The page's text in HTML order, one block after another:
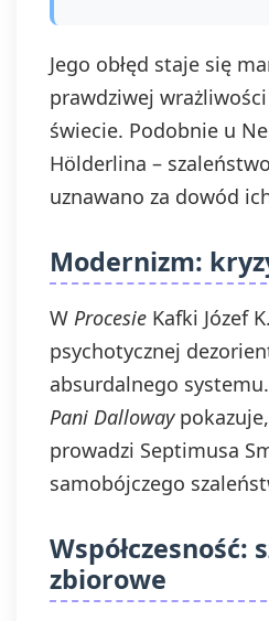
Jego obłęd staje się
prawdziwej
świecie. Podobnie u
Hölderlina –
uznawano za dowód
Modernizm:
W Procesie Kafki Józef
psychotycznej
absurdalnego
Pani Dalloway
prowadzi Septimusa
samobójczego
Współczesność:
zbiorowe